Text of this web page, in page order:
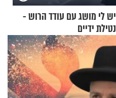
יש לי מושג עם עודד הרוש -
נטילת ידיים